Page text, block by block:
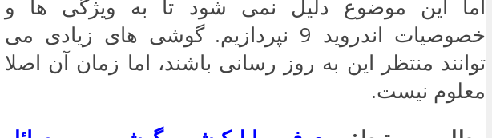
اما این موضوع دلیل نمی شود تا به ویژگی ها و
خصوصیات اندروید 9 نپردازیم. گوشی های زیادی می
توانند منتظر این به روز رسانی باشند، اما زمان آن اصلا
معلوم نیست.